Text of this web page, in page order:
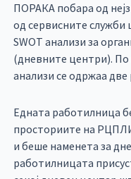
ПОРАКА побара од
од сервисните служби
SWOT анализи за
(дневните центри). По
анализи се одржаа
Едната работилница
просториите на
и беше наменета за
работилницата